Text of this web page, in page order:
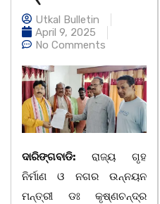
Utkal Bulletin
April 9, 2025
No Comments
ଦାରିଙ୍ଗବାଡି: ରାଜ୍ୟ ଗୃହ
ନିର୍ମାଣ ଓ ନଗର ଉନ୍ନୟନ
ମନ୍ତ୍ରୀ ଡଃ କୃଷ୍ଣଚନ୍ଦ୍ର